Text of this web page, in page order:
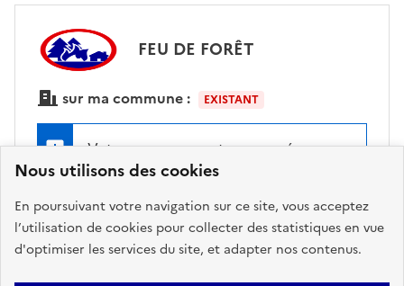
Nous utilisons des cookies
En poursuivant votre navigation sur ce site, vous acceptez
l’utilisation de cookies pour collecter des statistiques en vue
d'optimiser les services du site, et adapter nos contenus.
FEU DE FORÊT
sur ma commune : EXISTANT
Votre commune est concernée par
les obligations légales de
Accéder aux informations détaillées